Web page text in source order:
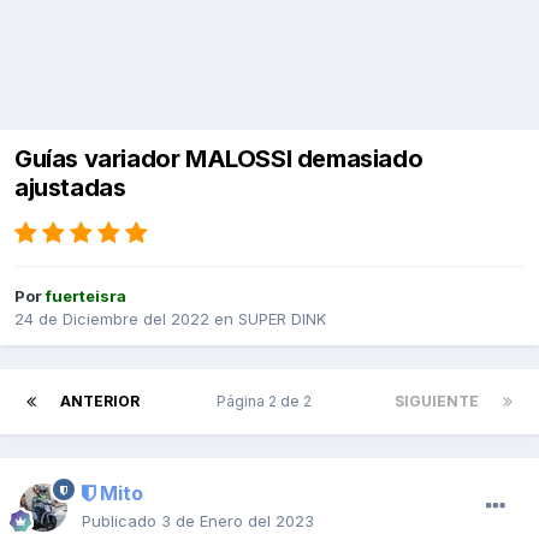
Guías variador MALOSSI demasiado
ajustadas
Porfuerteisra
24 de Diciembre del 2022 en SUPER DINK
ANTERIOR SIGUIENTE
Página 2 de 2
Mito
Publicado 3 de Enero del 2023